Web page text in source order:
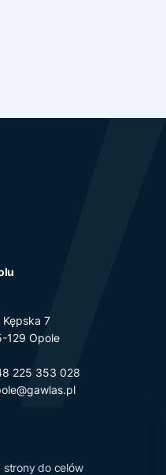
strony do celów
Kępska 7
129 Opole
225 353 028